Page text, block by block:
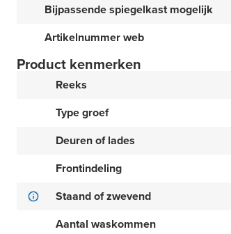
Bijpassende spiegelkast mogelijk
Artikelnummer web
Product kenmerken
Reeks
Type groef
Deuren of lades
Frontindeling
Staand of zwevend
Aantal waskommen